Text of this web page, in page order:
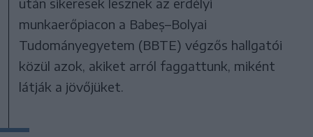
munkaerőpiacon a Babeș–Bolyai
Tudományegyetem (BBTE) végzős hallgatói
közül azok, akiket arról faggattunk, miként
látják a jövőjüket.